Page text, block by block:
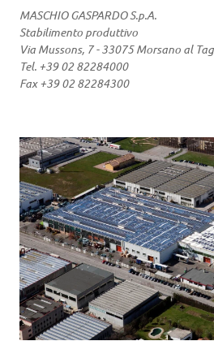
MASCHIO GASPARDO S.p.A.
Stabilimento produttivo
Via Mussons, 7 - 33075 Morsano al
Tel. +39 02 82284000
Fax +39 02 82284300